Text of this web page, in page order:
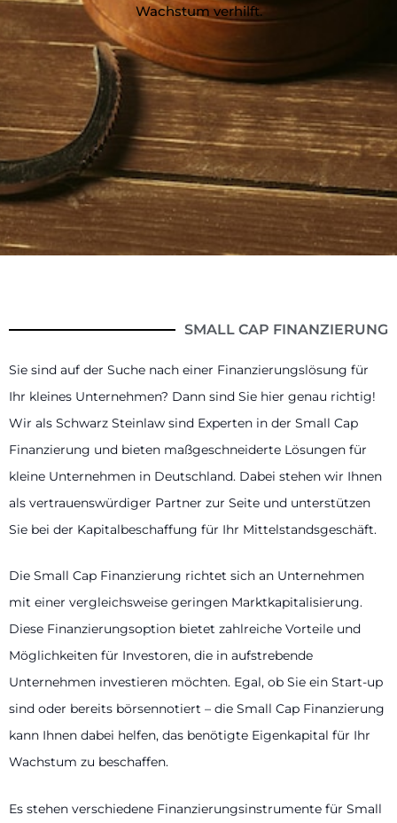
Wachstum verhilft.
SMALL CAP FINANZIERUNG
Sie sind auf der Suche nach einer Finanzierungslösung für
Ihr kleines Unternehmen? Dann sind Sie hier genau richtig!
Wir als Schwarz Steinlaw sind Experten in der Small Cap
Finanzierung und bieten maßgeschneiderte Lösungen für
kleine Unternehmen in Deutschland. Dabei stehen wir Ihnen
als vertrauenswürdiger Partner zur Seite und unterstützen
Sie bei der Kapitalbeschaffung für Ihr Mittelstandsgeschäft.
Die Small Cap Finanzierung richtet sich an Unternehmen
mit einer vergleichsweise geringen Marktkapitalisierung.
Diese Finanzierungsoption bietet zahlreiche Vorteile und
Möglichkeiten für Investoren, die in aufstrebende
Unternehmen investieren möchten. Egal, ob Sie ein Start-up
sind oder bereits börsennotiert – die Small Cap Finanzierung
kann Ihnen dabei helfen, das benötigte Eigenkapital für Ihr
Wachstum zu beschaffen.
Es stehen verschiedene Finanzierungsinstrumente für Small